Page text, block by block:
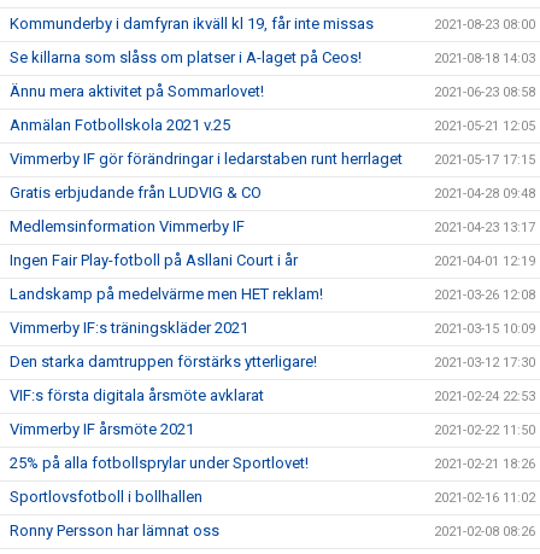
Kommunderby i damfyran ikväll kl 19, får inte missas 2021-08-23 08:00
Se killarna som slåss om platser i A-laget på Ceos! 2021-08-18 14:03
Ännu mera aktivitet på Sommarlovet! 2021-06-23 08:58
Anmälan Fotbollskola 2021 v.25 2021-05-21 12:05
Vimmerby IF gör förändringar i ledarstaben runt herrlaget 2021-05-17 17:15
Gratis erbjudande från LUDVIG & CO 2021-04-28 09:48
Medlemsinformation Vimmerby IF 2021-04-23 13:17
Ingen Fair Play-fotboll på Asllani Court i år 2021-04-01 12:19
Landskamp på medelvärme men HET reklam! 2021-03-26 12:08
Vimmerby IF:s träningskläder 2021 2021-03-15 10:09
Den starka damtruppen förstärks ytterligare! 2021-03-12 17:30
VIF:s första digitala årsmöte avklarat 2021-02-24 22:53
Vimmerby IF årsmöte 2021 2021-02-22 11:50
25% på alla fotbollsprylar under Sportlovet! 2021-02-21 18:26
Sportlovsfotboll i bollhallen 2021-02-16 11:02
Ronny Persson har lämnat oss 2021-02-08 08:26